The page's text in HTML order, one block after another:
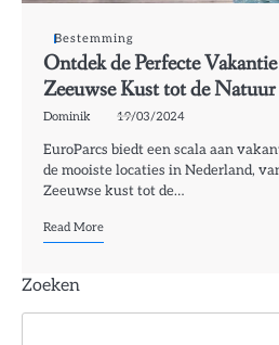
Bestemming
Ontdek de Perfecte
Zeeuwse Kust tot de
Dominik 19/03/2024
EuroParcs biedt een scala aan
de mooiste locaties in Nederland,
Zeeuwse kust tot de…
Read More
Zoeken